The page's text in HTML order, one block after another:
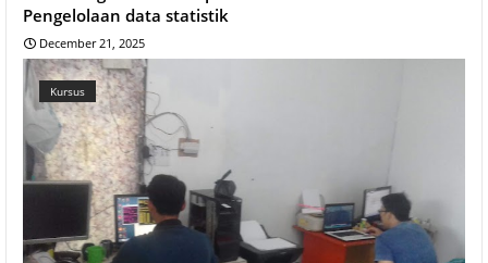
Pengelolaan data statistik
December 21, 2025
Kursus